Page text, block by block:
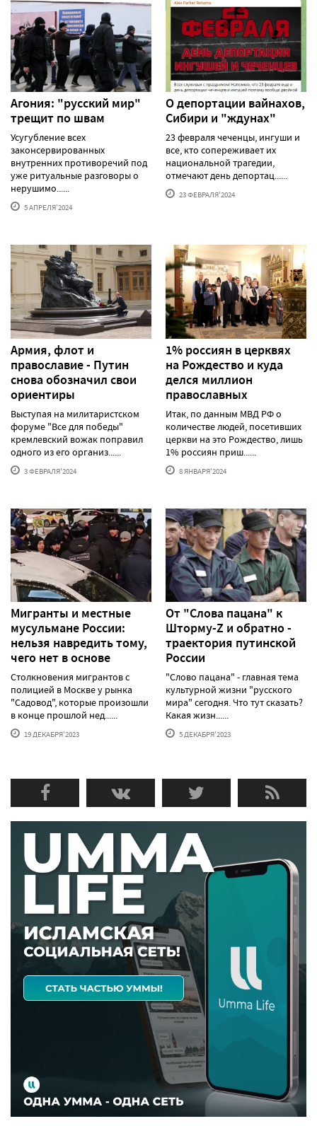
Агония: "русский мир"
трещит по швам
Усугубление всех
законсервированных
внутренних противоречий под
уже ритуальные разговоры о
нерушимо......
5 АПРЕЛЯ'2024
О депортации вайнахов,
Сибири и "ждунах"
23 февраля чеченцы, ингуши и
все, кто сопереживает их
национальной трагедии,
отмечают день депортац......
23 ФЕВРАЛЯ'2024
Армия, флот и
православие - Путин
снова обозначил свои
ориентиры
Выступая на милитаристском
форуме "Все для победы"
кремлевский вожак поправил
одного из его организ......
3 ФЕВРАЛЯ'2024
1% россиян в церквях
на Рождество и куда
делся миллион
православных
Итак, по данным МВД РФ о
количестве людей, посетивших
церкви на это Рождество, лишь
1% россиян приш......
8 ЯНВАРЯ'2024
Мигранты и местные
мусульмане России:
нельзя навредить тому,
чего нет в основе
Столкновения мигрантов с
полицией в Москве у рынка
"Садовод", которые произошли
в конце прошлой нед......
19 ДЕКАБРЯ'2023
От "Слова пацана" к
Шторму-Z и обратно -
траектория путинской
России
"Слово пацана" - главная тема
культурной жизни "русского
мира" сегодня. Что тут сказать?
Какая жизн......
5 ДЕКАБРЯ'2023